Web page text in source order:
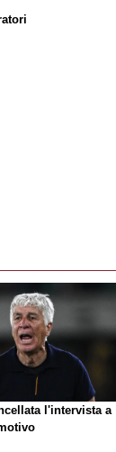
l'intervista a